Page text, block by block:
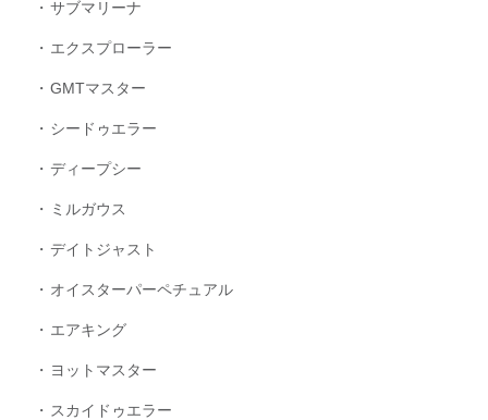
サブマリーナ
エクスプローラー
GMTマスター
シードゥエラー
ディープシー
ミルガウス
デイトジャスト
オイスターパーペチュアル
エアキング
ヨットマスター
スカイドゥエラー